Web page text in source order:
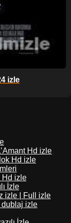
izle
Hd izle
Hd izle
Hd izle
İzle
izle | Full izle
dublaj izle